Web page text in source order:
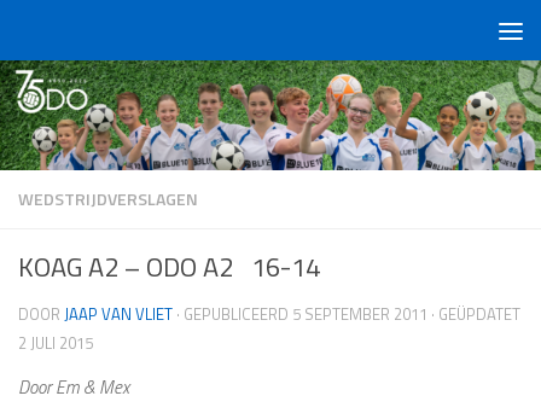
WEDSTRIJDVERSLAGEN
KOAG A2 – ODO A2 16-14
DOOR JAAP VAN VLIET · GEPUBLICEERD 5 SEPTEMBER 2011 · GEÜPDATET
2 JULI 2015
Door Em & Mex